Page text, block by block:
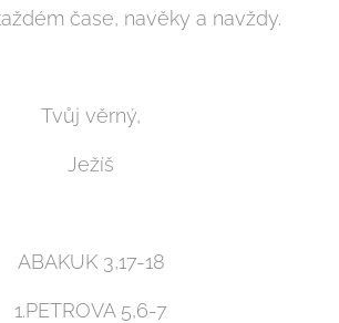
čase, navěky a navždy.
Tvůj věrný,
Ježíš
ABAKUK 3,17-18
1.PETROVA 5,6-7